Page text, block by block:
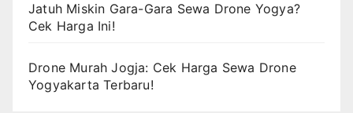
Jatuh Miskin Gara-Gara Sewa Drone Yogya?
Cek Harga Ini!
Drone Murah Jogja: Cek Harga Sewa Drone
Yogyakarta Terbaru!